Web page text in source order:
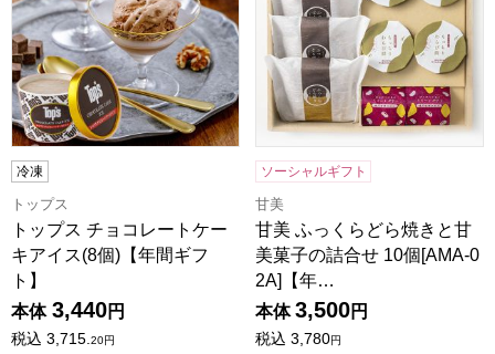
冷凍
トップス
トップス チョコレートケー
キアイス(8個)【年間ギフ
ト】
本体 3,440円
税込 3,715.20円
ソーシャルギフト
甘美
甘美 ふっくらどら焼きと甘
美菓子の詰合せ 10個[AMA-0
2A]【年…
本体 3,500円
税込 3,780円